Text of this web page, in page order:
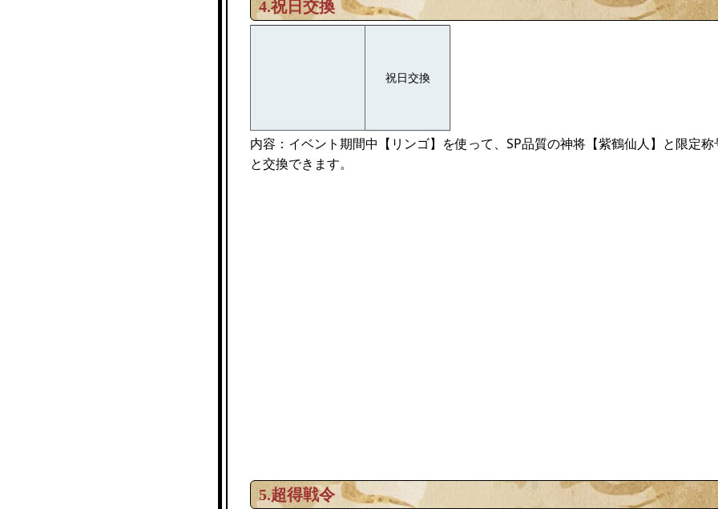
4.祝日交換
祝日交換
内容：イベント期間中【リンゴ】を使って、SP品質の神将【紫鶴仙人】と限定
と交換できます。
5.超得戦令